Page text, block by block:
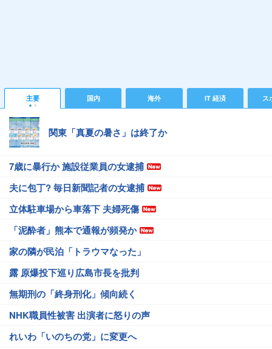
主要 国内 海外 IT 経済 ス
関東「真夏の暑さ」は終了か
7歳に暴行か 施設従業員の女逮捕
夫に包丁? 毎日新聞記者の女逮捕
立体駐車場から車落下 夫婦死傷
「泥酔者」熊本で通報が頻発か
家の隣が民泊「トラウマなった」
露 原爆投下巡り広島市長を批判
無期刑の「終身刑化」傾向続く
NHK職員性被害 出演者に怒りの声
れいわ「いのちの党」に変更へ